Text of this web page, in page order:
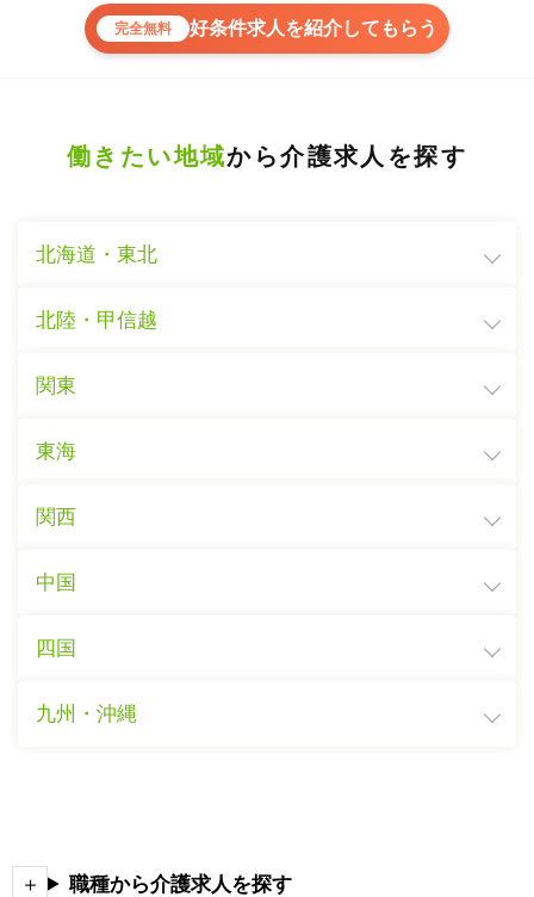
完全無料 好条件求人を紹介してもらう
働きたい地域から介護求人を探す
北海道・東北
北陸・甲信越
関東
東海
関西
中国
四国
九州・沖縄
職種から介護求人を探す